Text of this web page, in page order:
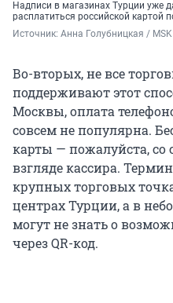
Надписи в магазинах Турции уже
расплатиться российской картой
Источник: Анна Голубницкая /
Во-вторых, не все
поддерживают этот
Москвы, оплата
совсем не популярна.
карты — пожалуйста, со
взгляде кассира.
крупных торговых
центрах Турции, а в
могут не знать о
через QR-код.